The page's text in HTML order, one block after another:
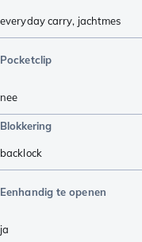
everyday carry, jachtmes
Pocketclip
nee
Blokkering
backlock
Eenhandig te openen
ja